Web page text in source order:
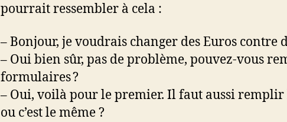
pourrait ressembler à cela :
– Bonjour, je voudrais changer des Euros contre
– Oui bien sûr, pas de problème, pouvez-vous
formulaires ?
– Oui, voilà pour le premier. Il faut aussi remplir
ou c’est le même ?